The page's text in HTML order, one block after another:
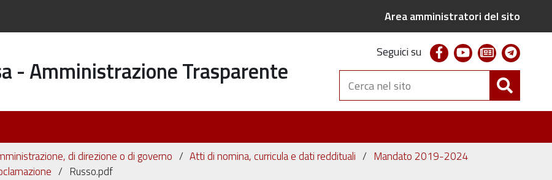
Area amministratori del sito
- Amministrazione Trasparente
Seguici su facebookyoutubenewsletter
Cerca
nel
sito
di direzione o di governo Atti di nomina, curricula e dati reddituali
Mandato 2019-2024
Russo.pdf